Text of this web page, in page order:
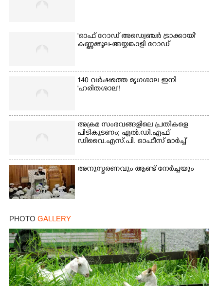
'ഓഫ് റോഡ് അഡ്വെഞ്ചർ ട്രാക്കായി'
കണ്ണമ്മൂല-അയ്യങ്കാളി റോഡ്
140 വർഷത്തെ മൃഗശാല ഇനി
'ഹരിതശാല'!
അക്രമ സംഭവങ്ങളിലെ പ്രതികളെ
പിടികൂടണം; എൽ.ഡി.എഫ്
ഡിവൈ.എസ്.പി. ഓഫീസ് മാർച്ച്
അനുസ്മരണവും ആണ്ട് നേർച്ചയും
PHOTO GALLERY
Copy Link